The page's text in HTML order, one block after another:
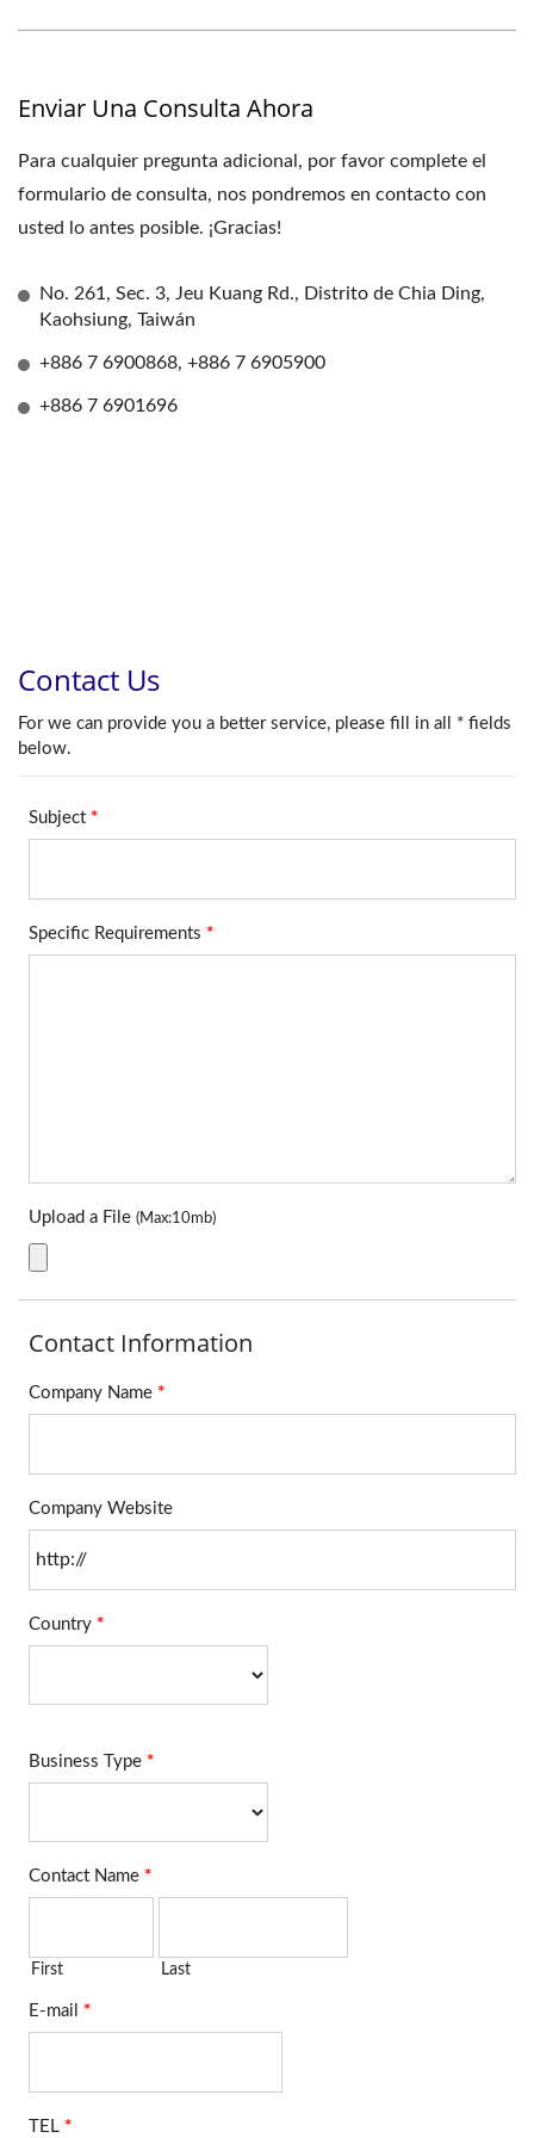
Enviar Una Consulta Ahora
Para cualquier pregunta adicional, por favor complete el
formulario de consulta, nos pondremos en contacto con
usted lo antes posible. ¡Gracias!
No. 261, Sec. 3, Jeu Kuang Rd., Distrito de Chia Ding,
Kaohsiung, Taiwán
+886 7 6900868, +886 7 6905900
+886 7 6901696